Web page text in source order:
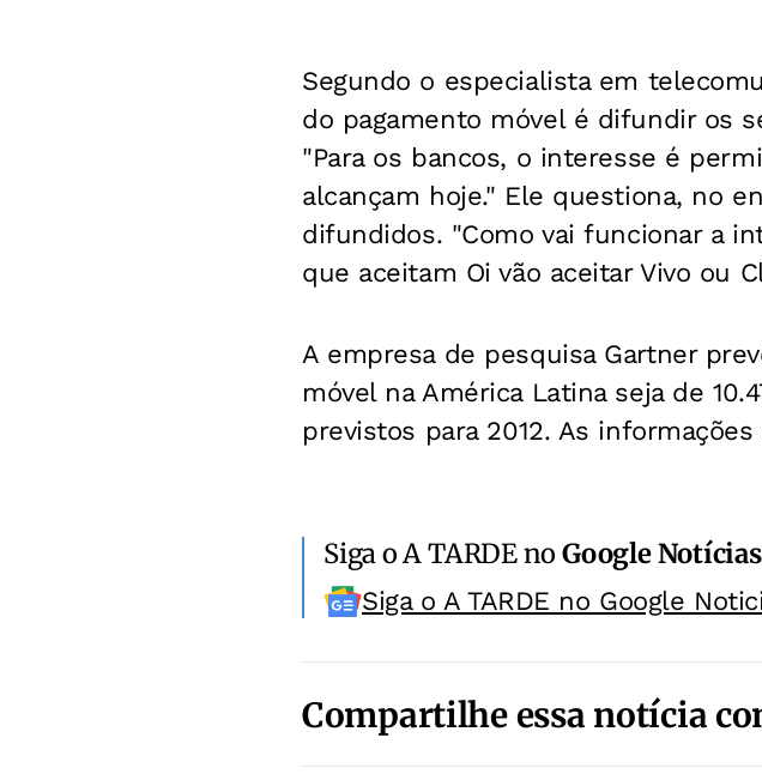
Segundo o especialista em
do pagamento móvel é difundir os
"Para os bancos, o interesse é
alcançam hoje." Ele questiona, no
difundidos. "Como vai funcionar a
que aceitam Oi vão aceitar Vivo ou
A empresa de pesquisa Gartner
móvel na América Latina seja de
previstos para 2012. As
Siga o A TARDE noGoogle Notícias
Siga o A TARDE no Google
Compartilhe essa notícia